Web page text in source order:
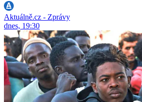
Aktuálně.cz - Zprávy
dnes, 19:30